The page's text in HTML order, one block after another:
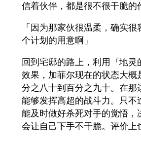
信着伙伴，都是很不很干脆的
「因为那家伙很温柔，确实
个计划的用意啊」
回到宅邸的路上，利用『地灵
效果，加菲尔现在的状态大概
分之八十到百分之九十。在那
能够发挥高超的战斗力。只不
能及时做好杀死对手的觉悟，
会让自己下手不干脆。评价上